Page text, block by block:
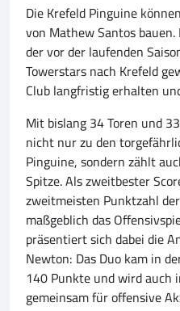
Die Krefeld Pinguine
von Mathew Santos
der vor der laufenden
Towerstars nach Krefeld
Club langfristig erhalten
Mit bislang 34 Toren und
nicht nur zu den
Pinguine, sondern zählt
Spitze. Als zweitbester
zweitmeisten Punktzahl
maßgeblich das
präsentiert sich dabei die
Newton: Das Duo kam in
140 Punkte und wird auch
gemeinsam für offensive